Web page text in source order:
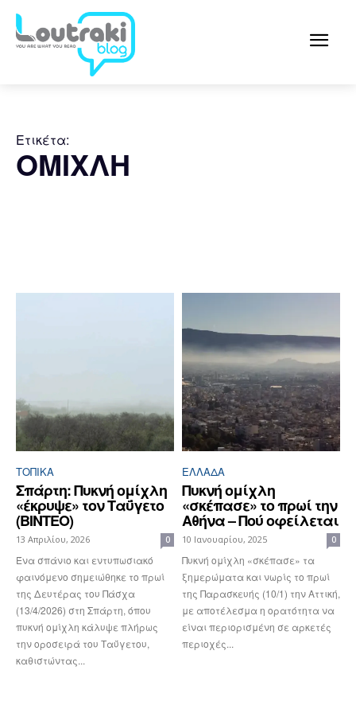
Ετικέτα:
ΟΜΙΧΛΗ
ΤΟΠΙΚΑ
Σπάρτη: Πυκνή ομίχλη
«έκρυψε» τον Ταΰγετο
(ΒΙΝΤΕΟ)
13 Απριλίου, 2026 0
Ένα σπάνιο και εντυπωσιακό
φαινόμενο σημειώθηκε το πρωί
της Δευτέρας του Πάσχα
(13/4/2026) στη Σπάρτη, όπου
πυκνή ομίχλη κάλυψε πλήρως
την οροσειρά του Ταΰγετου,
καθιστώντας...
ΕΛΛΆΔΑ
Πυκνή ομίχλη
«σκέπασε» το πρωί την
Αθήνα – Πού οφείλεται
10 Ιανουαρίου, 2025 0
Πυκνή ομίχλη «σκέπασε» τα
ξημερώματα και νωρίς το πρωί
της Παρασκευής (10/1) την Αττική,
με αποτέλεσμα η ορατότητα να
είναι περιορισμένη σε αρκετές
περιοχές...